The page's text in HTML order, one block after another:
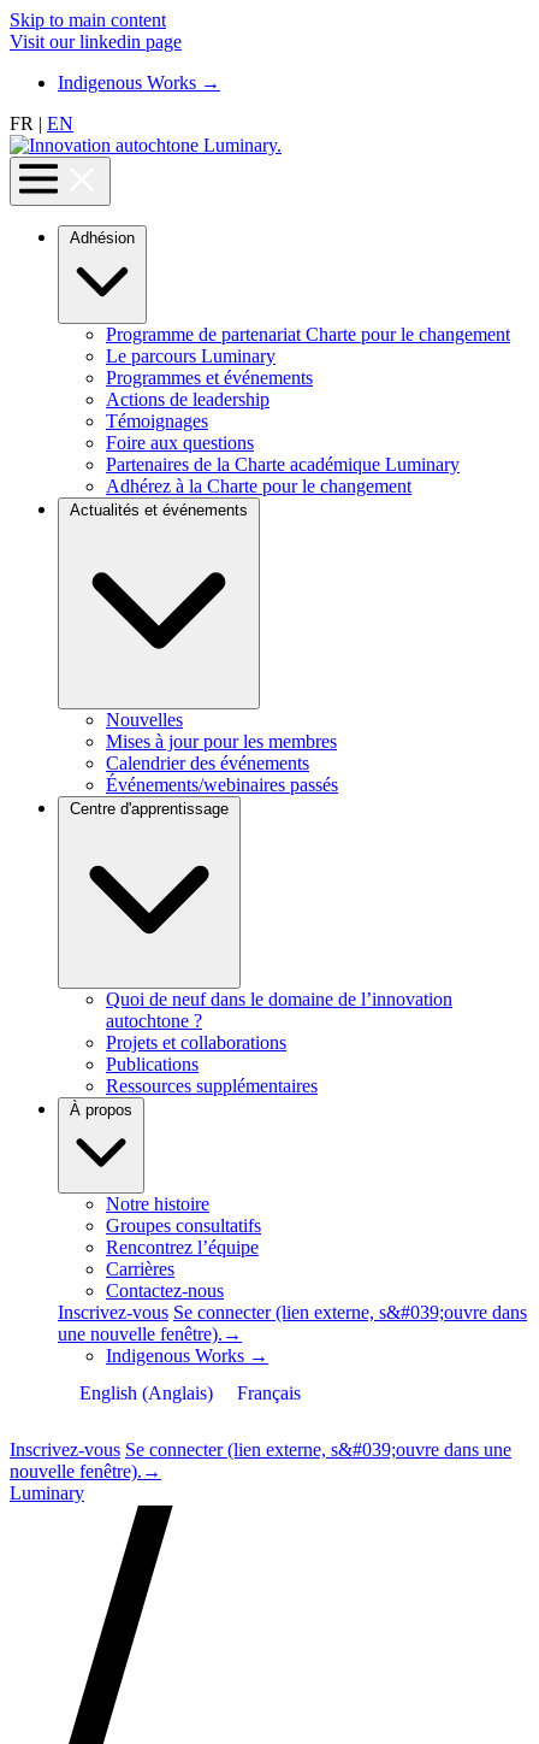
Skip to main content
Visit our linkedin page
Indigenous Works →
FR | EN
Adhésion
Programme de partenariat Charte pour le changement
Le parcours Luminary
Programmes et événements
Actions de leadership
Témoignages
Foire aux questions
Partenaires de la Charte académique Luminary
Adhérez à la Charte pour le changement
Actualités et événements
Nouvelles
Mises à jour pour les membres
Calendrier des événements
Événements/webinaires passés
Centre d'apprentissage
Quoi de neuf dans le domaine de l’innovation
autochtone ?
Projets et collaborations
Publications
Ressources supplémentaires
À propos
Notre histoire
Groupes consultatifs
Rencontrez l’équipe
Carrières
Contactez-nous
Inscrivez-vous Se connecter(lien externe, s&#039;ouvre dans
une nouvelle fenêtre). →
Indigenous Works →
English (Anglais) Français
Inscrivez-vous Se connecter(lien externe, s&#039;ouvre dans une
nouvelle fenêtre). →
Luminary